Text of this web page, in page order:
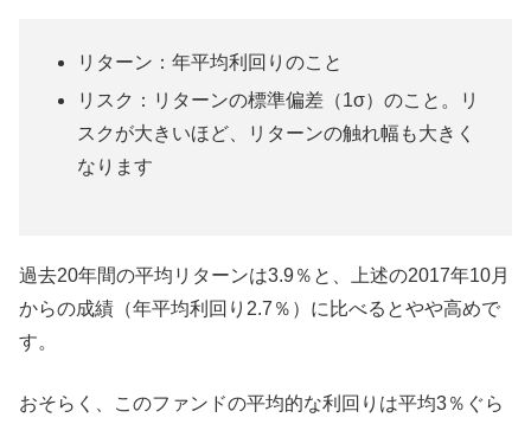
リターン：年平均利回りのこと
リスク：リターンの標準偏差（1σ）のこと。リ
スクが大きいほど、リターンの触れ幅も大きく
なります
過去20年間の平均リターンは3.9％と、上述の2017年10月
からの成績（年平均利回り2.7％）に比べるとやや高めで
す。
おそらく、このファンドの平均的な利回りは平均3％ぐら